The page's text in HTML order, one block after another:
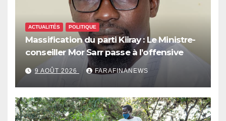
ACTUALITÉS POLITIQUE
Massification du parti Kiiray : Le Ministre-
conseiller Mor Sarr passe à l’offensive
9 AOÛT 2026 FARAFINANEWS